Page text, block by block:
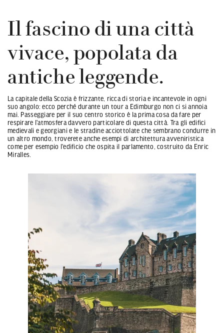
Il fascino di una città
vivace, popolata da
antiche leggende.
La capitale della Scozia è frizzante, ricca di storia e incantevole in ogni
suo angolo: ecco perché durante un tour a Edimburgo non ci si annoia
mai. Passeggiare per il suo centro storico è la prima cosa da fare per
respirare l'atmosfera davvero particolare di questa città. Tra gli edifici
medievali e georgiani e le stradine acciottolate che sembrano condurre in
un altro mondo, troverete anche esempi di architettura avveniristica
come per esempio l'edificio che ospita il parlamento, costruito da Enric
Miralles.